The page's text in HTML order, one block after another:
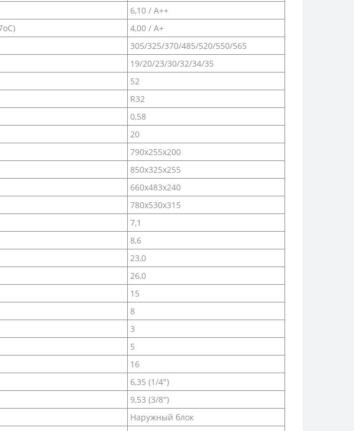
6,10 / A++
4,00 / A+
305/325/370/485/520/550/565
19/20/23/30/32/34/35
52
R32
0,58
20
790x255x200
850x325x255
660x483x240
780x530x315
7,1
8,6
23,0
26,0
15
8
3
5
16
6,35 (1/4")
9,53 (3/8")
Наружный блок